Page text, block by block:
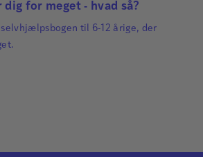
dig for meget - hvad så?
til 6-12 årige, der